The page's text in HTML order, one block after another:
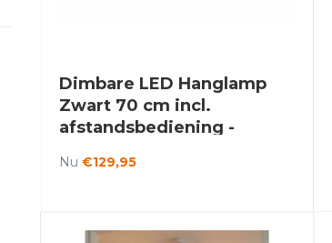
Dimbare LED Hanglamp
Zwart 70 cm incl.
afstandsbediening -
Nu €129,95